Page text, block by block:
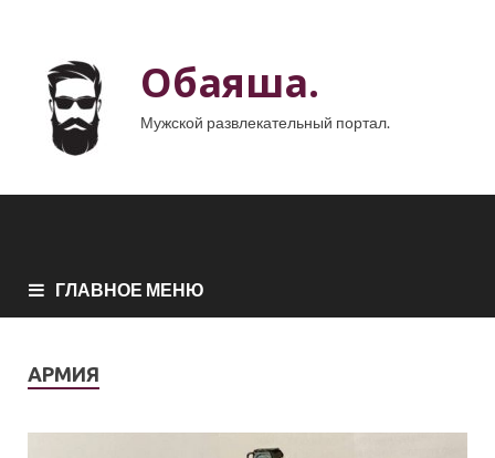
Обаяша.
Мужской развлекательный портал.
ГЛАВНОЕ МЕНЮ
АРМИЯ